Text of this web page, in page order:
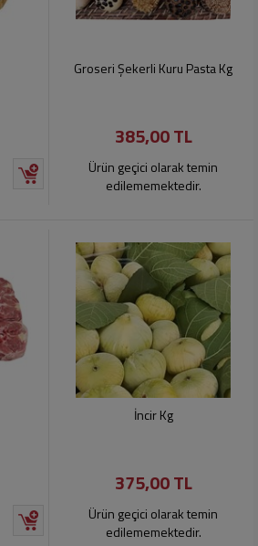
Groseri Şekerli Kuru Pasta Kg
385,00 TL
Ürün geçici olarak temin
edilememektedir.
İncir Kg
375,00 TL
Ürün geçici olarak temin
edilememektedir.